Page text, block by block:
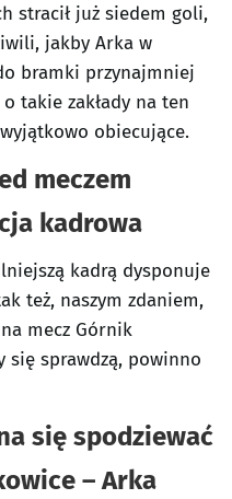
stracił już siedem goli,
jakby Arka w
bramki przynajmniej
takie zakłady na ten
wyjątkowo obiecujące.
meczem
kadrowa
kadrą dysponuje
też, naszym zdaniem,
mecz Górnik
się sprawdzą, powinno
się spodziewać
– Arka